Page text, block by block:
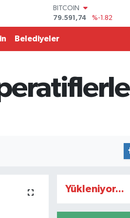
79.591,74
DOLAR
45,43620
%0.02
EURO
G.ALTIN
6862,09000
%0.19
BİST100
Belediyeler
Yükleniyor...